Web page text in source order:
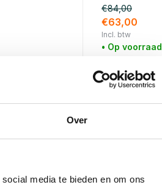
Over
media te bieden en om ons
€84,00
€63,00
Incl. btw
• Op voorraad
SALE 25%